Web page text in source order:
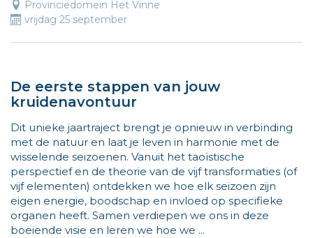
Provinciedomein Het Vinne
vrijdag 25 september
De eerste stappen van jouw
kruidenavontuur
Dit unieke jaartraject brengt je opnieuw in verbinding
met de natuur en laat je leven in harmonie met de
wisselende seizoenen. Vanuit het taoïstische
perspectief en de theorie van de vijf transformaties (of
vijf elementen) ontdekken we hoe elk seizoen zijn
eigen energie, boodschap en invloed op specifieke
organen heeft. Samen verdiepen we ons in deze
boeiende visie en leren we hoe we ...